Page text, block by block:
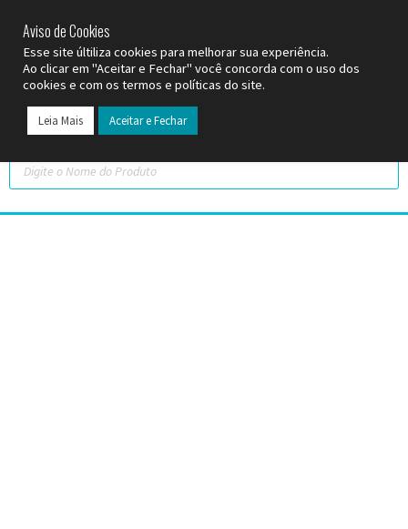
Aviso de Cookies
Esse site últiliza cookies para melhorar sua experiência.
Ao clicar em "Aceitar e Fechar" você concorda com o uso dos
cookies e com os termos e políticas do site.
Leia Mais Aceitar e Fechar